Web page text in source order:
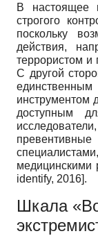
В настоящее
строгого
поскольку
действия,
террористом и
С другой
инструментом
доступным
медицинскими
identify, 2016].
Шкала